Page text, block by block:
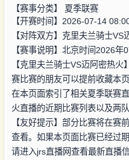
【赛事分类】 夏季联赛
【开赛时间】2026-07-14
【对阵双方】 克里夫兰骑士VS
【赛事说明】北京时间2026
【克里夫兰骑士VS迈阿密热
赛比赛的朋友可以提前收藏本
在本页面索引了相关夏季联赛
火直播的近期比赛列表以及两
【友好提示】部分比赛将在赛
查看。如果本页面比赛已经过
请进入jrs直播网查看最新直播信